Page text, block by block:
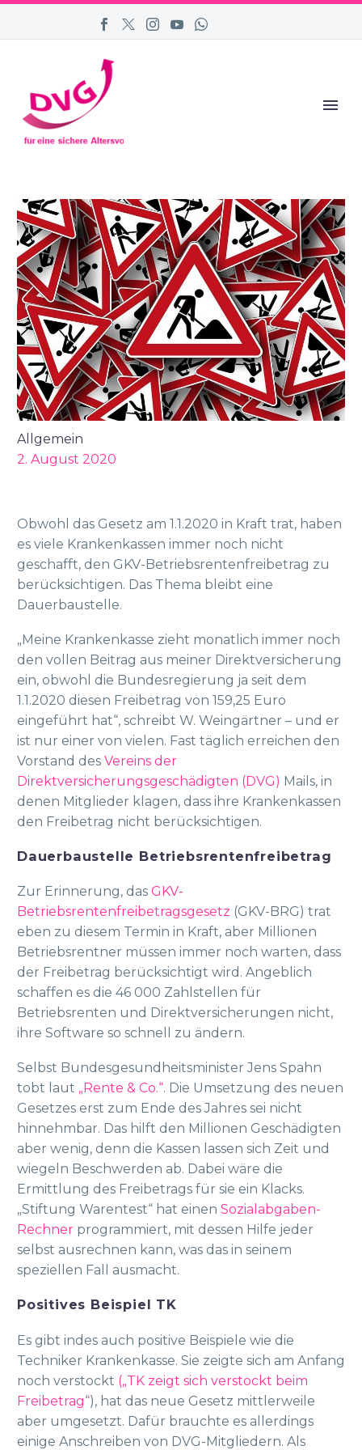
Allgemein
2. August 2020
Obwohl das Gesetz am 1.1.2020 in Kraft trat, haben
es viele Krankenkassen immer noch nicht
geschafft, den GKV-Betriebsrentenfreibetrag zu
berücksichtigen. Das Thema bleibt eine
Dauerbaustelle.
„Meine Krankenkasse zieht monatlich immer noch
den vollen Beitrag aus meiner Direktversicherung
ein, obwohl die Bundesregierung ja seit dem
1.1.2020 diesen Freibetrag von 159,25 Euro
eingeführt hat“, schreibt W. Weingärtner – und er
ist nur einer von vielen. Fast täglich erreichen den
Vorstand des Vereins der
Direktversicherungsgeschädigten (DVG) Mails, in
denen Mitglieder klagen, dass ihre Krankenkassen
den Freibetrag nicht berücksichtigen.
Dauerbaustelle Betriebsrentenfreibetrag
Zur Erinnerung, das GKV-
Betriebsrentenfreibetragsgesetz (GKV-BRG) trat
eben zu diesem Termin in Kraft, aber Millionen
Betriebsrentner müssen immer noch warten, dass
der Freibetrag berücksichtigt wird. Angeblich
schaffen es die 46 000 Zahlstellen für
Betriebsrenten und Direktversicherungen nicht,
ihre Software so schnell zu ändern.
Selbst Bundesgesundheitsminister Jens Spahn
tobt laut „Rente & Co.“. Die Umsetzung des neuen
Gesetzes erst zum Ende des Jahres sei nicht
hinnehmbar. Das hilft den Millionen Geschädigten
aber wenig, denn die Kassen lassen sich Zeit und
wiegeln Beschwerden ab. Dabei wäre die
Ermittlung des Freibetrags für sie ein Klacks.
„Stiftung Warentest“ hat einen Sozial­abgaben-
Rechner programmiert, mit dessen Hilfe jeder
selbst ausrechnen kann, was das in seinem
speziellen Fall ausmacht.
Positives Beispiel TK
Es gibt indes auch positive Beispiele wie die
Techniker Krankenkasse. Sie zeigte sich am Anfang
noch verstockt („TK zeigt sich verstockt beim
Freibetrag“), hat das neue Gesetz mittlerweile
aber umgesetzt. Dafür brauchte es allerdings
einige Anschreiben von DVG-Mitgliedern. Als